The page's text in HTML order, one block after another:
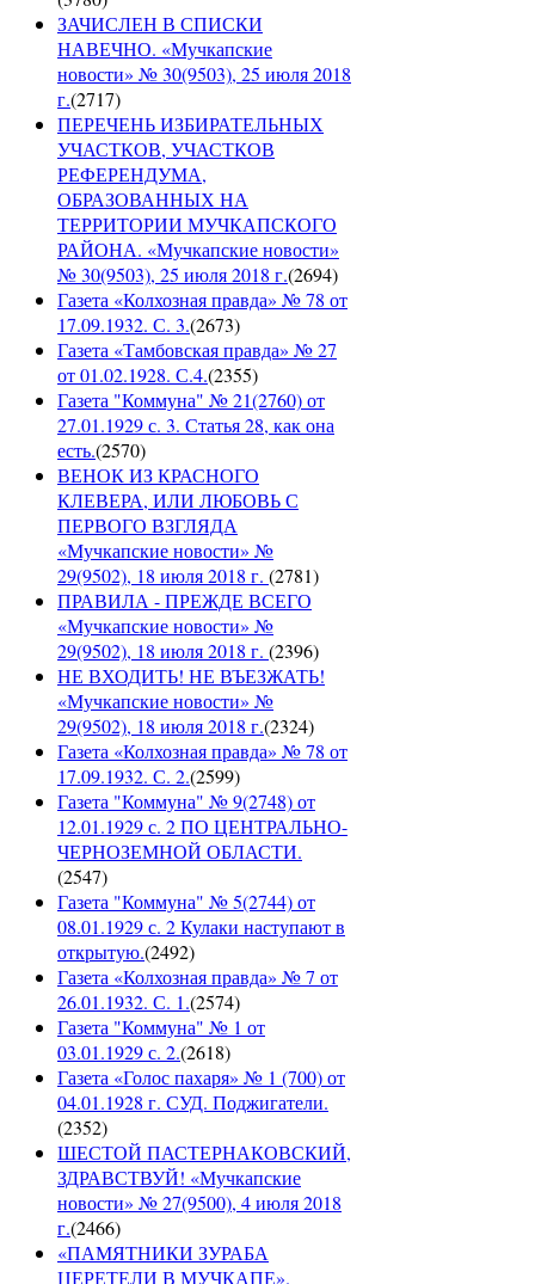
ЗАЧИСЛЕН В СПИСКИ
НАВЕЧНО. «Мучкапские
новости» № 30(9503), 25 июля 2018
г.(2717)
ПЕРЕЧЕНЬ ИЗБИРАТЕЛЬНЫХ
УЧАСТКОВ, УЧАСТКОВ
РЕФЕРЕНДУМА,
ОБРАЗОВАННЫХ НА
ТЕРРИТОРИИ МУЧКАПСКОГО
РАЙОНА. «Мучкапские новости»
№ 30(9503), 25 июля 2018 г.(2694)
Газета «Колхозная правда» № 78 от
17.09.1932. С. 3.(2673)
Газета «Тамбовская правда» № 27
от 01.02.1928. С.4.(2355)
Газета "Коммуна" № 21(2760) от
27.01.1929 с. 3. Статья 28, как она
есть.(2570)
ВЕНОК ИЗ КРАСНОГО
КЛЕВЕРА, ИЛИ ЛЮБОВЬ С
ПЕРВОГО ВЗГЛЯДА
«Мучкапские новости» №
29(9502), 18 июля 2018 г. (2781)
ПРАВИЛА - ПРЕЖДЕ ВСЕГО
«Мучкапские новости» №
29(9502), 18 июля 2018 г. (2396)
НЕ ВХОДИТЬ! НЕ ВЪЕЗЖАТЬ!
«Мучкапские новости» №
29(9502), 18 июля 2018 г.(2324)
Газета «Колхозная правда» № 78 от
17.09.1932. С. 2.(2599)
Газета "Коммуна" № 9(2748) от
12.01.1929 с. 2 ПО ЦЕНТРАЛЬНО-
ЧЕРНОЗЕМНОЙ ОБЛАСТИ.
(2547)
Газета "Коммуна" № 5(2744) от
08.01.1929 с. 2 Кулаки наступают в
открытую.(2492)
Газета «Колхозная правда» № 7 от
26.01.1932. С. 1.(2574)
Газета "Коммуна" № 1 от
03.01.1929 с. 2.(2618)
Газета «Голос пахаря» № 1 (700) от
04.01.1928 г. СУД. Поджигатели.
(2352)
ШЕСТОЙ ПАСТЕРНАКОВСКИЙ,
ЗДРАВСТВУЙ! «Мучкапские
новости» № 27(9500), 4 июля 2018
г.(2466)
«ПАМЯТНИКИ ЗУРАБА
ЦЕРЕТЕЛИ В МУЧКАПЕ».